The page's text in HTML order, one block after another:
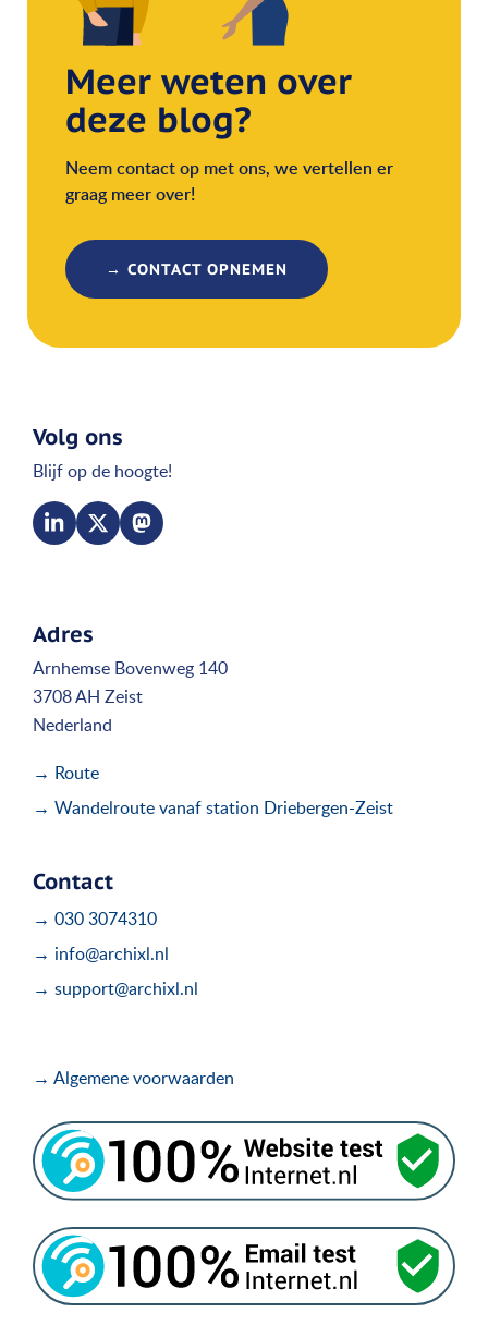
Meer weten over
deze blog?
Neem contact op met ons, we vertellen er
graag meer over!
→ CONTACT OPNEMEN
Volg ons
Blijf op de hoogte!
Adres
Arnhemse Bovenweg 140
3708 AH Zeist
Nederland
→ Route
→ Wandelroute vanaf station Driebergen-Zeist
Contact
→ 030 3074310
→ info@archixl.nl
→ support@archixl.nl
→ Algemene voorwaarden